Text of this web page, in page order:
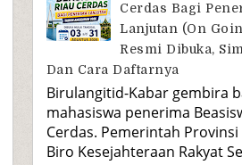
Cerdas Bagi
Lanjutan (On
Resmi Dibuka,
Dan Cara Daftarnya
Birulangitid-Kabar gembira
mahasiswa penerima
Cerdas. Pemerintah
Biro Kesejahteraan Rakyat